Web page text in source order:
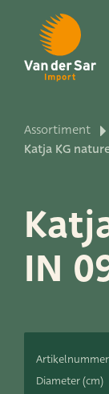
Over
Over
Over
Assortiment
Katja KG
IN
Artikelnummer
Diameter (cm)